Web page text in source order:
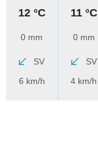
12 °C
0 mm
SV
6 km/h
11 °C
0 mm
SV
4 km/h